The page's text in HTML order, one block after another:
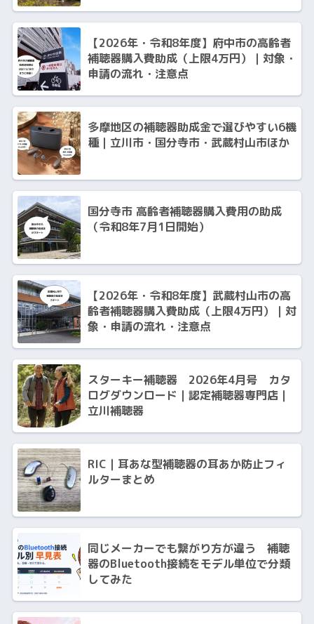
【2026年・令和8年度】府中市の高齢者
補聴器購入費助成（上限4万円）｜対象・
申請の流れ・注意点
多摩地区の補聴器助成金で選びやすい6機
種｜立川市・国分寺市・武蔵村山市ほか
国分寺市 高齢者補聴器購入費用の助成
（令和8年7月1日開始）
【2026年・令和8年度】武蔵村山市の高
齢者補聴器購入費助成（上限4万円）｜対
象・申請の流れ・注意点
スターキー補聴器 2026年4月号 カタ
ログダウンロード｜認定補聴器専門店｜
立川補聴器
RIC｜耳あな型補聴器の耳あか防止フィ
ルターまとめ
同じメーカーでも繋がり方が違う 補聴
器のBluetooth接続をモデル単位で分類
してみた